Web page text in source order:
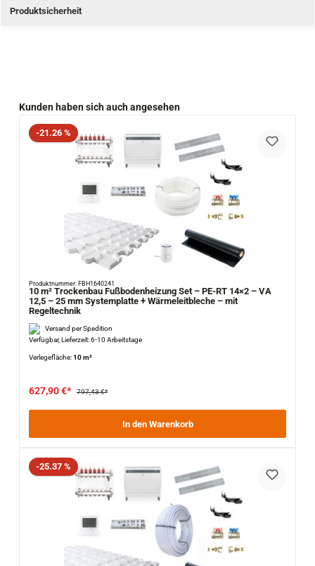
Produktsicherheit
Produktgalerie überspringen
Kunden haben sich auch angesehen
Rabatt
-21.26 %
Produktnummer: FBH1640241
10 m² Trockenbau Fußbodenheizung Set – PE-RT 14×2 – VA
12,5 – 25 mm Systemplatte + Wärmeleitbleche – mit
Regeltechnik
Versand per Spedition
Verfügbar, Lieferzeit: 6-10 Arbeitstage
Verlegefläche:10 m²
627,90 €* 797,43 €*
In den Warenkorb
Rabatt
-25.37 %